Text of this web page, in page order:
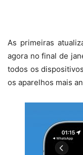
As primeiras
agora no final de
todos os
os aparelhos mais